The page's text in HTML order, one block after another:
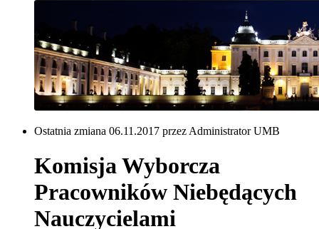
Ostatnia zmiana 06.11.2017 przez Administrator UMB
Komisja Wyborcza
Pracowników Niebędących
Nauczycielami